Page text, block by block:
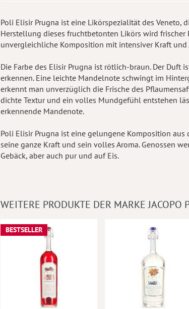
Poli Elisir Prugna ist eine Likörspezialität des Veneto,
Herstellung dieses fruchtbetonten Likörs wird
unvergleichliche Komposition mit intensiver Kraft und
Die Farbe des Elisir Prugna ist rötlich-braun. Der Duft
erkennen. Eine leichte Mandelnote schwingt im
erkennt man unverzüglich die Frische des
dichte Textur und ein volles Mundgefühl entstehen
erkennende Mandenote.
Poli Elisir Prugna ist eine gelungene Komposition aus
seine ganze Kraft und sein volles Aroma. Genossen
Gebäck, aber auch pur und auf Eis.
WEITERE PRODUKTE DER MARKE JACOPO
BESTSELLER